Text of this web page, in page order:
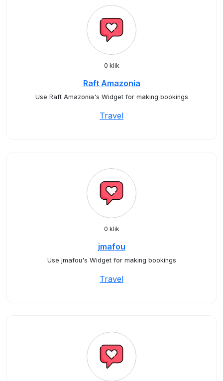
0 klik
Raft Amazonia
Use Raft Amazonia's Widget for making bookings
Travel
0 klik
jmafou
Use jmafou's Widget for making bookings
Travel